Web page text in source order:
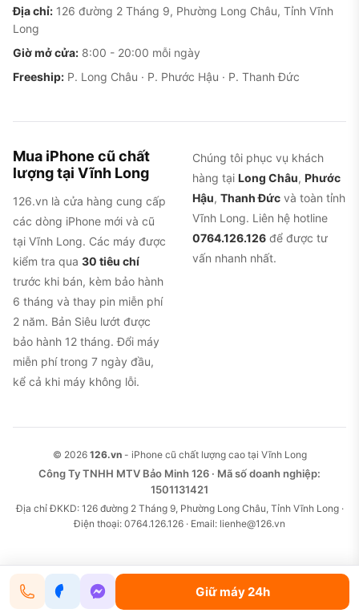
Giữ máy 24h
Địa chỉ: 126 đường 2 Tháng 9, Phường Long Châu, Tỉnh Vĩnh
Long
Giờ mở cửa: 8:00 - 20:00 mỗi ngày
Freeship: P. Long Châu · P. Phước Hậu · P. Thanh Đức
Mua iPhone cũ chất
lượng tại Vĩnh Long
126.vn là cửa hàng cung cấp
các dòng iPhone mới và cũ
tại Vĩnh Long. Các máy được
kiểm tra qua 30 tiêu chí
trước khi bán, kèm bảo hành
6 tháng và thay pin miễn phí
2 năm. Bản Siêu lướt được
bảo hành 12 tháng. Đổi máy
miễn phí trong 7 ngày đầu,
kể cả khi máy không lỗi.
Chúng tôi phục vụ khách
hàng tại Long Châu, Phước
Hậu, Thanh Đức và toàn tỉnh
Vĩnh Long. Liên hệ hotline
0764.126.126 để được tư
vấn nhanh nhất.
© 2026 126.vn- iPhone cũ chất lượng cao tại Vĩnh Long
Công Ty TNHH MTV Bảo Minh 126 · Mã số doanh nghiệp:
1501131421
Địa chỉ ĐKKD: 126 đường 2 Tháng 9, Phường Long Châu, Tỉnh Vĩnh Long ·
Điện thoại: 0764.126.126 · Email: lienhe@126.vn